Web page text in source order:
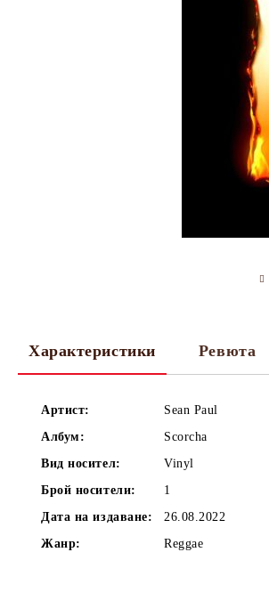
Характеристики Ревюта
Артист:
Sean Paul
Албум:
Scorcha
Вид носител:
Vinyl
Брой носители:
1
Дата на издаване:
26.08.2022
Жанр:
Reggae